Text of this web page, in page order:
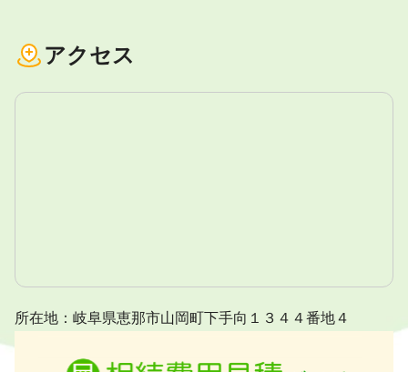
アクセス
所在地：岐阜県恵那市山岡町下手向１３４４番地４